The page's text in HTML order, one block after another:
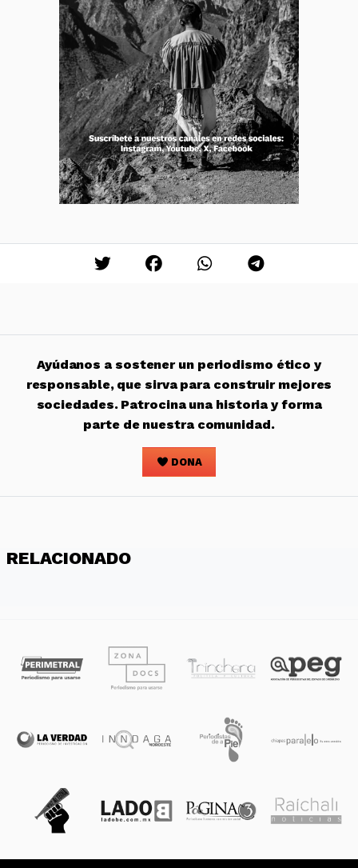
Ayúdanos a sostener un periodismo ético y
responsable, que sirva para construir mejores
sociedades. Patrocina una historia y forma
parte de nuestra comunidad.
DONA
RELACIONADO